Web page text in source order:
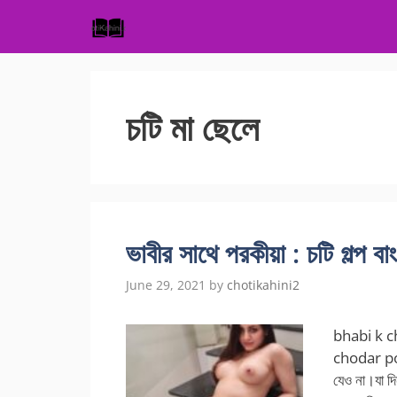
content
চটি মা ছেলে
ভাবীর সাথে পরকীয়া : চটি গল্প
June 29, 2021 by chotikahini2
bhabi k
chodar
যেও না।যা